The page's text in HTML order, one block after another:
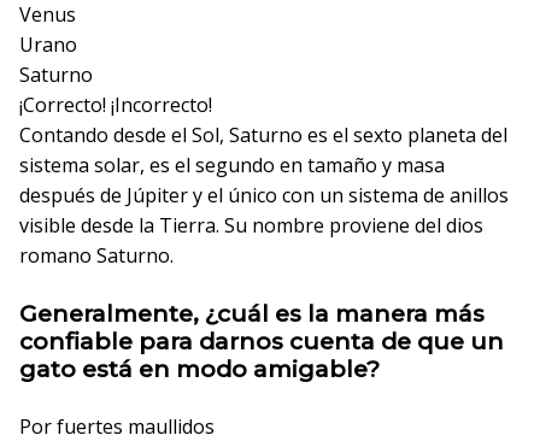
Venus
Urano
Saturno
¡Correcto! ¡Incorrecto!
Contando desde el Sol, Saturno es el sexto planeta del
sistema solar, es el segundo en tamaño y masa
después de Júpiter y el único con un sistema de anillos
visible desde la Tierra. Su nombre proviene del dios
romano Saturno.
Generalmente, ¿cuál es la manera más
confiable para darnos cuenta de que un
gato está en modo amigable?
Por fuertes maullidos